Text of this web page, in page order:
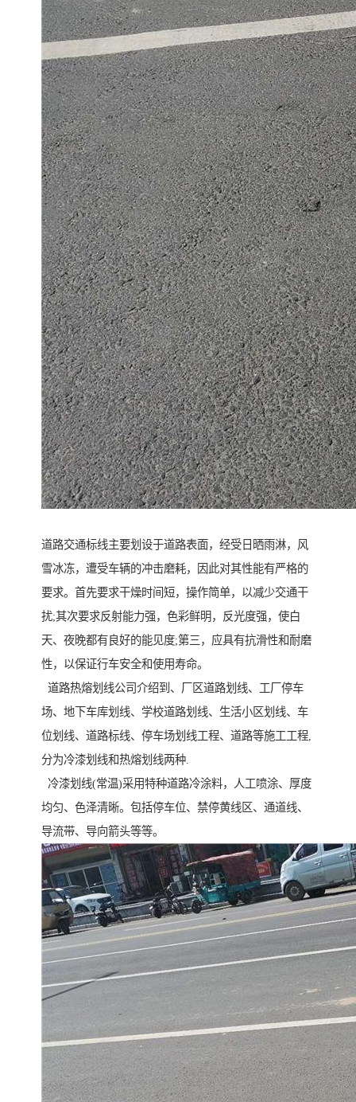
道路交通标线主要划设于道路表面，经受日晒雨淋，风
雪冰冻，遭受车辆的冲击磨耗，因此对其性能有严格的
要求。首先要求干燥时间短，操作简单，以减少交通干
扰;其次要求反射能力强，色彩鲜明，反光度强，使白
天、夜晚都有良好的能见度;第三，应具有抗滑性和耐磨
性，以保证行车安全和使用寿命。
道路热熔划线公司介绍到、厂区道路划线、工厂停车
场、地下车库划线、学校道路划线、生活小区划线、车
位划线、道路标线、停车场划线工程、道路等施工工程,
分为冷漆划线和热熔划线两种.
冷漆划线(常温)采用特种道路冷涂料，人工喷涂、厚度
均匀、色泽清晰。包括停车位、禁停黄线区、通道线、
导流带、导向箭头等等。